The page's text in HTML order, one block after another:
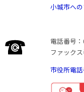
小城市へ
電話番号：
ファック
市役所電